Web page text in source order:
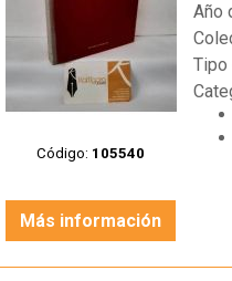
Código: 105540
Año
Tipo
Más información